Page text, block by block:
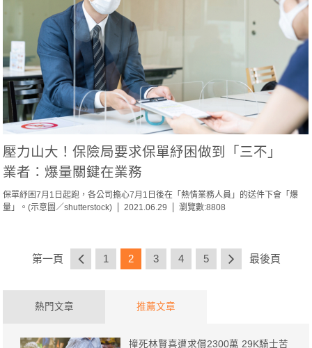
壓力山大！保險局要求保單紓困做到「三不」
業者：爆量關鍵在業務
保單紓困7月1日起跑，各公司擔心7月1日後在「熱情業務人員」的送件下會「爆
量」。(示意圖／shutterstock)
2021.06.29 瀏覽數:8808
第一頁 1 2 3 4 5 最後頁
熱門文章 推薦文章
撞死林賢喜遭求償2300萬 29K騎士苦